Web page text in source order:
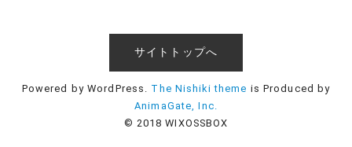
サイトトップへ
Powered by WordPress. The Nishiki theme is Produced by
AnimaGate, Inc.
© 2018 WIXOSSBOX